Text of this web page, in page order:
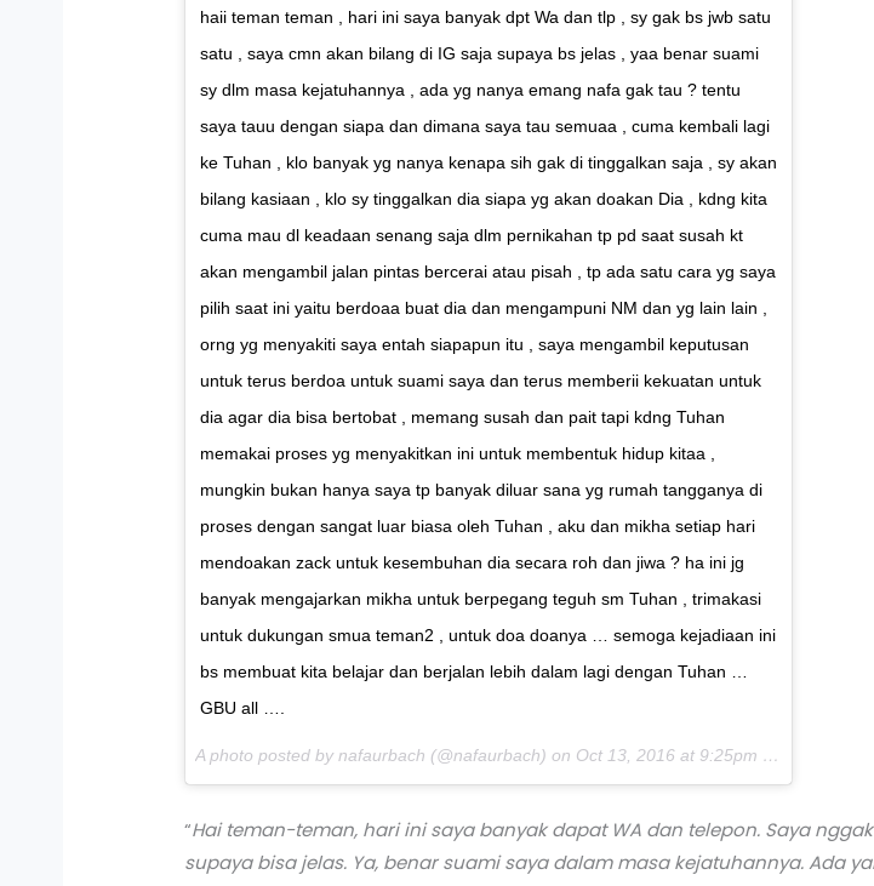
haii teman teman , hari ini saya banyak dpt Wa dan tlp , sy gak bs jwb satu
satu , saya cmn akan bilang di IG saja supaya bs jelas , yaa benar suami
sy dlm masa kejatuhannya , ada yg nanya emang nafa gak tau ? tentu
saya tauu dengan siapa dan dimana saya tau semuaa , cuma kembali lagi
ke Tuhan , klo banyak yg nanya kenapa sih gak di tinggalkan saja , sy akan
bilang kasiaan , klo sy tinggalkan dia siapa yg akan doakan Dia , kdng kita
cuma mau dl keadaan senang saja dlm pernikahan tp pd saat susah kt
akan mengambil jalan pintas bercerai atau pisah , tp ada satu cara yg saya
pilih saat ini yaitu berdoaa buat dia dan mengampuni NM dan yg lain lain ,
orng yg menyakiti saya entah siapapun itu , saya mengambil keputusan
untuk terus berdoa untuk suami saya dan terus memberii kekuatan untuk
dia agar dia bisa bertobat , memang susah dan pait tapi kdng Tuhan
memakai proses yg menyakitkan ini untuk membentuk hidup kitaa ,
mungkin bukan hanya saya tp banyak diluar sana yg rumah tangganya di
proses dengan sangat luar biasa oleh Tuhan , aku dan mikha setiap hari
mendoakan zack untuk kesembuhan dia secara roh dan jiwa ? ha ini jg
banyak mengajarkan mikha untuk berpegang teguh sm Tuhan , trimakasi
untuk dukungan smua teman2 , untuk doa doanya … semoga kejadiaan ini
bs membuat kita belajar dan berjalan lebih dalam lagi dengan Tuhan …
GBU all ….
A photo posted by nafaurbach (@nafaurbach) on Oct 13, 2016 at 9:25pm PDT
“Hai teman-teman, hari ini saya banyak dapat WA dan telepon. Saya
supaya bisa jelas. Ya, benar suami saya dalam masa kejatuhannya. Ada